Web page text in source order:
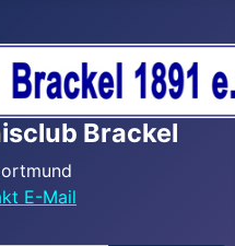
Brackel
E-Mail